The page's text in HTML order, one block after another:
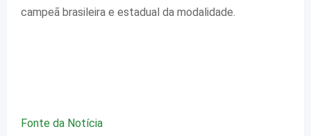
campeã brasileira e estadual da modalidade.
Fonte da Notícia